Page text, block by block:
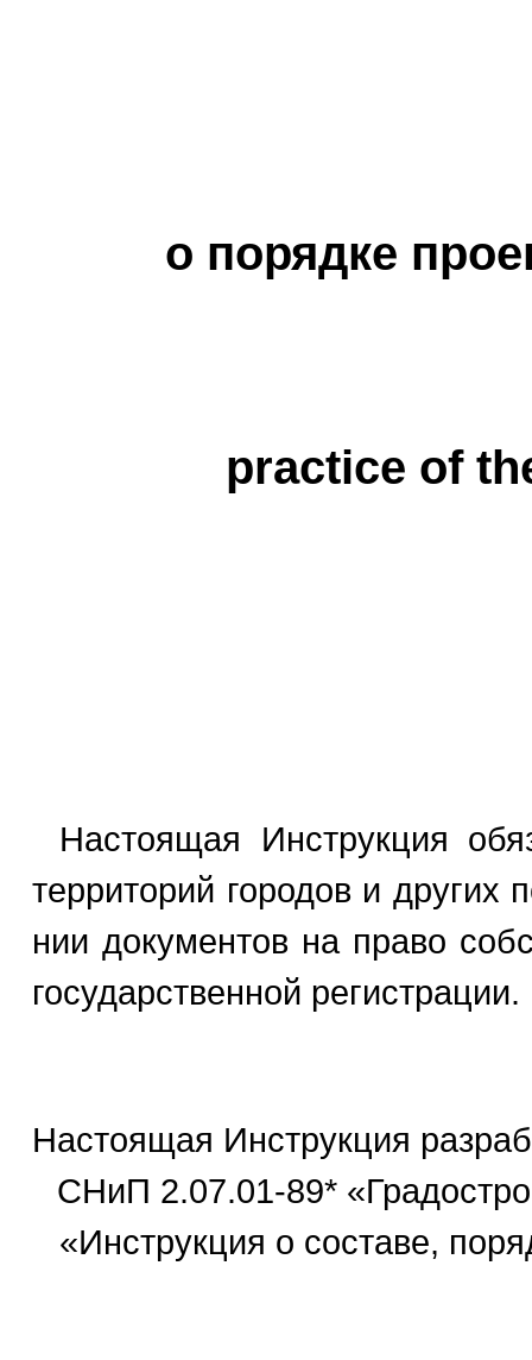
о порядке
practice of
Настоящая Инструкция
территорий городов и
нии документов на право
государственной регистрации.
Настоящая Инструкция
СНиП 2.07.01-89*
«Инструкция о составе,